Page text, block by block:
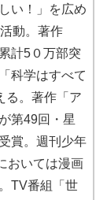
い！」を広め
動。著作
計5０万部突
科学はすべて
る。著作「ア
第49回・星
賞。週刊少年
おいては漫画
TV番組「世